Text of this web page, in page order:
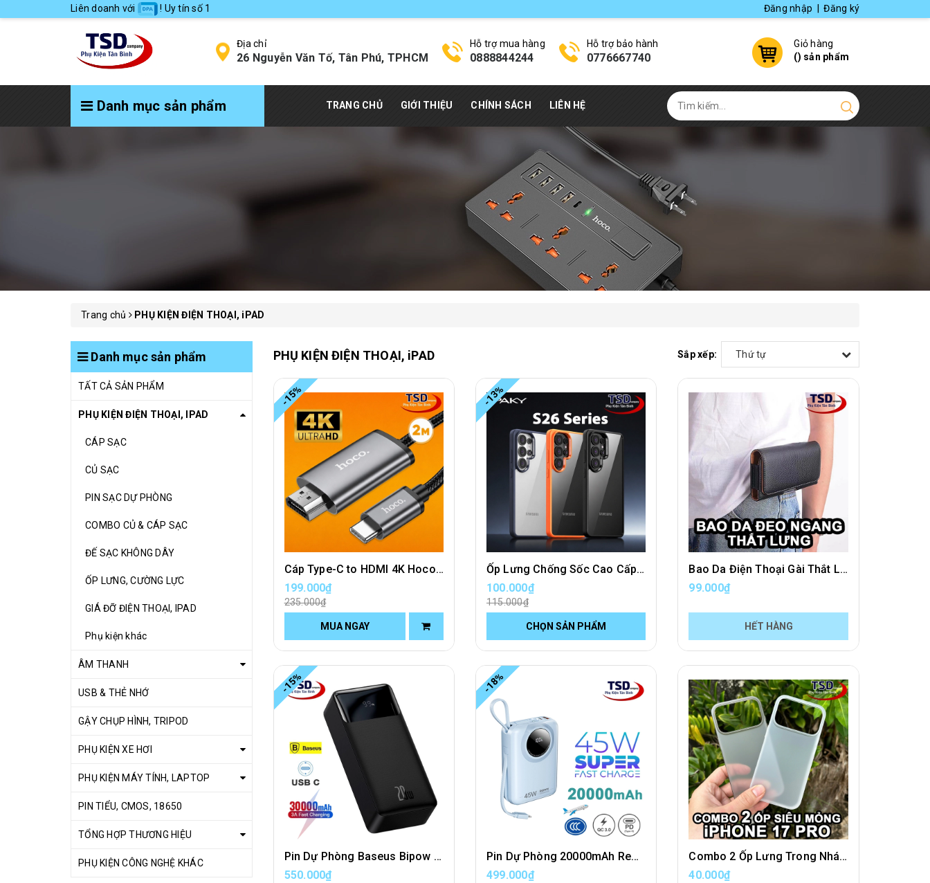
Liên doanh với ! Uy tín số 1 Đăng nhập Đăng ký
Địa chỉ
26 Nguyễn Văn Tố, Tân Phú, TPHCM
Hỗ trợ mua hàng
0888844244
Hỗ trợ bảo hành
0776667740
Giỏ hàng
() sản phẩm
Danh mục sản phẩm TRANG CHỦ GIỚI THIỆU CHÍNH SÁCH LIÊN HỆ
Trang chủ PHỤ KIỆN ĐIỆN THOẠI, iPAD
PHỤ KIỆN ĐIỆN THOẠI, iPAD Sắp xếp: Thứ tự
-15%
Cáp Type-C to HDMI 4K Hoco UA27 Chính Hãng Dài 2 Mét
199.000₫
235.000₫
MUA NGAY
-13%
Ốp Lưng Chống Sốc Cao Cấp iPaky Cho Samsung S26 / S26 PLUS / S26 ULTRA Chính Hãng
100.000₫
115.000₫
CHỌN SẢN PHẨM
Bao Da Điện Thoại Gài Thắt Lưng Cao Cấp Đeo NGANG Bên Hông
99.000₫
HẾT HÀNG
-15%
Pin Dự Phòng Baseus Bipow 30000mAh Chính Hãng ( 20W, Type C 2 Chiều )
550.000₫
-18%
Pin Dự Phòng 20000mAh Remax FC-02 Sạc Nhanh 45W Chính Hãng
499.000₫
Combo 2 Ốp Lưng Trong Nhám Unibody iPhone 17 PRO Siêu Mỏng
40.000₫
Danh mục sản phẩm
TẤT CẢ SẢN PHẨM
PHỤ KIỆN ĐIỆN THOẠI, IPAD
CÁP SẠC
CỦ SẠC
PIN SẠC DỰ PHÒNG
COMBO CỦ & CÁP SẠC
ĐẾ SẠC KHÔNG DÂY
ỐP LƯNG, CƯỜNG LỰC
GIÁ ĐỠ ĐIỆN THOẠI, IPAD
Phụ kiện khác
ÂM THANH
USB & THẺ NHỚ
GẬY CHỤP HÌNH, TRIPOD
PHỤ KIỆN XE HƠI
PHỤ KIỆN MÁY TÍNH, LAPTOP
PIN TIỂU, CMOS, 18650
TỔNG HỢP THƯƠNG HIỆU
PHỤ KIỆN CÔNG NGHỆ KHÁC